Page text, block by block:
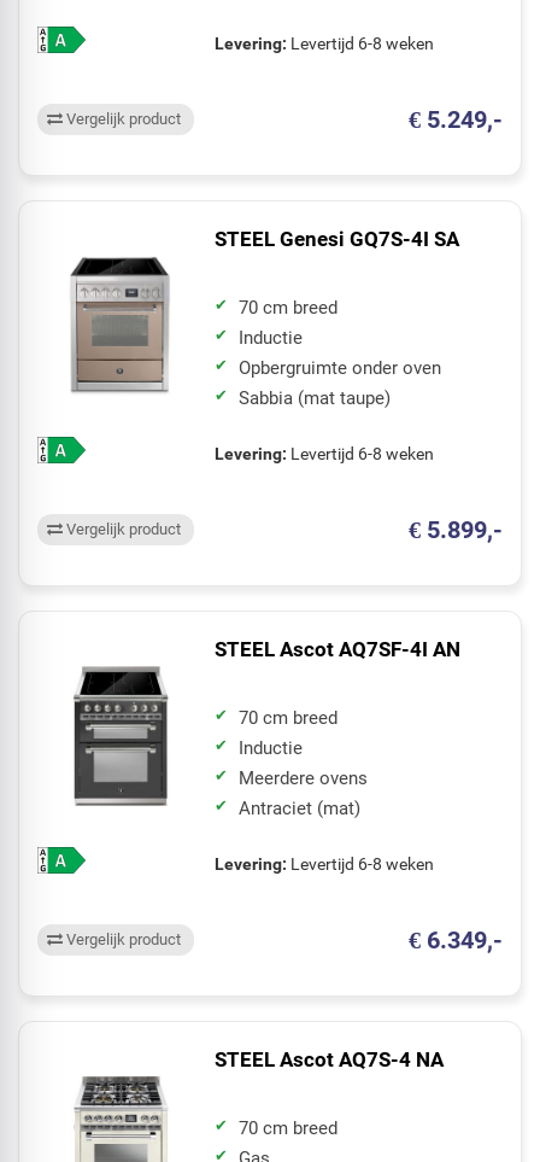
Levering: Levertijd 6-8 weken
€ 5.249,-
Vergelijk product
STEEL Genesi GQ7S-4I SA
70 cm breed
Inductie
Opbergruimte onder oven
Sabbia (mat taupe)
Levering: Levertijd 6-8 weken
€ 5.899,-
Vergelijk product
STEEL Ascot AQ7SF-4I AN
70 cm breed
Inductie
Meerdere ovens
Antraciet (mat)
Levering: Levertijd 6-8 weken
€ 6.349,-
Vergelijk product
STEEL Ascot AQ7S-4 NA
70 cm breed